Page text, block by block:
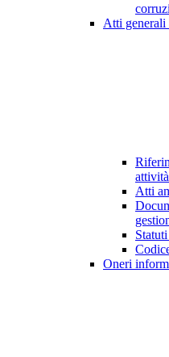
Atti generali
attività
Atti
Oneri